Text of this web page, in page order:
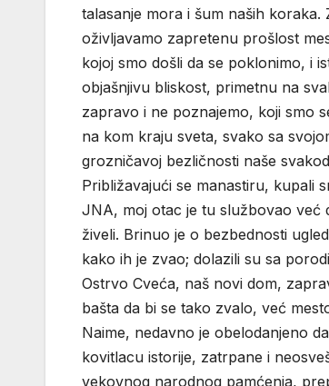
talasanje mora i šum naših
oživljavamo zapretenu prošlost
kojoj smo došli da se poklonimo, i
objašnjivu bliskost, primetnu na
zapravo i ne poznajemo, koji smo
na kom kraju sveta, svako sa
grozničavoj bezličnosti naše
Približavajući se manastiru, kupali
JNA, moj otac je tu službovao već
živeli. Brinuo je o bezbednosti
kako ih je zvao; dolazili su sa
Ostrvo Cveća, naš novi dom,
bašta da bi se tako zvalo, već
Naime, nedavno je obelodanjeno
kovitlacu istorije, zatrpane i
vekovnog narodnog pamćenja,